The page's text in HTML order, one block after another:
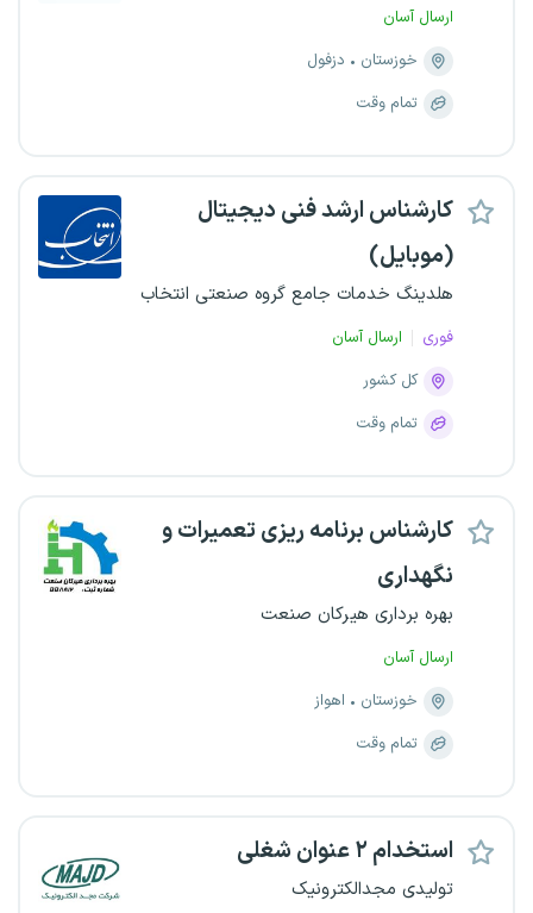
ارسال آسان
خوزستان
دزفول
تمام وقت
کارشناس ارشد فنی دیجیتال
(موبایل)
هلدینگ خدمات جامع گروه صنعتی انتخاب
فوری
ارسال آسان
کل کشور
تمام وقت
کارشناس برنامه ریزی تعمیرات و
نگهداری
بهره برداری هیرکان صنعت
ارسال آسان
خوزستان
اهواز
تمام وقت
استخدام ۲ عنوان شغلی
تولیدی مجدالکترونیک